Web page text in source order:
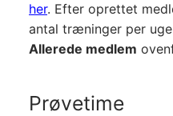
her. Efter oprettet
antal træninger per
Allerede medlem
Prøvetime